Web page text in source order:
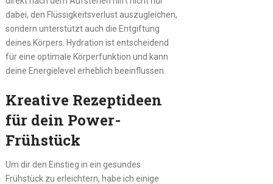
dabei, den Flüssigkeitsverlust auszugleichen,
sondern unterstützt auch die Entgiftung
deines Körpers. Hydration ist entscheidend
für eine optimale Körperfunktion und kann
deine Energielevel erheblich beeinflussen.
Kreative Rezeptideen
für dein Power-
Frühstück
Um dir den Einstieg in ein gesundes
Frühstück zu erleichtern, habe ich einige